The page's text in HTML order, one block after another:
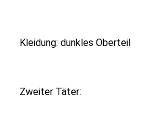
Kleidung: dunkles Oberteil
Zweiter Täter: